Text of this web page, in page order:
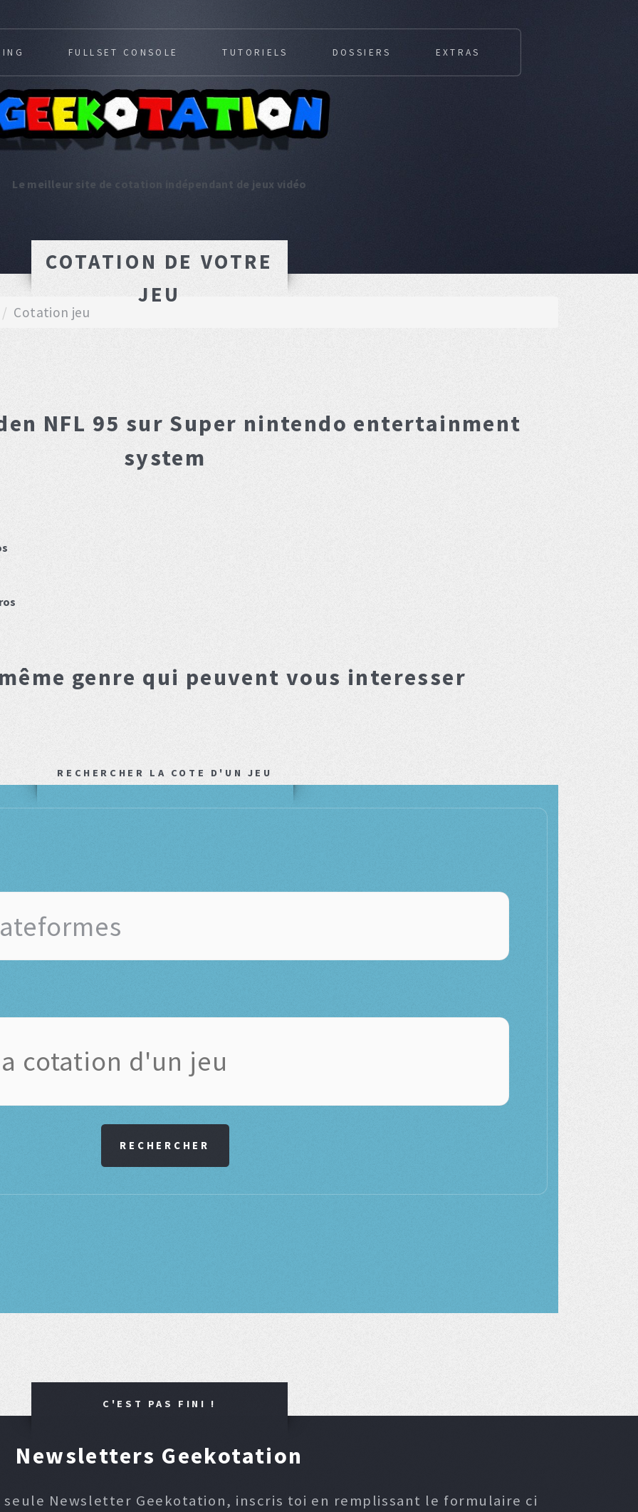
Le meilleur site de cotation indépendant de jeux vidéo
FULLSET CONSOLE TUTORIELS DOSSIERS EXTRAS
COTATION DE VOTRE
JEU
Cotation jeu
NFL 95 sur Super nintendo entertainment
system
genre qui peuvent vous interesser
RECHERCHER LA COTE D'UN JEU
RECHERCHER
C'EST PAS FINI !
Newsletters Geekotation
seule Newsletter Geekotation, inscris toi en remplissant le formulaire ci